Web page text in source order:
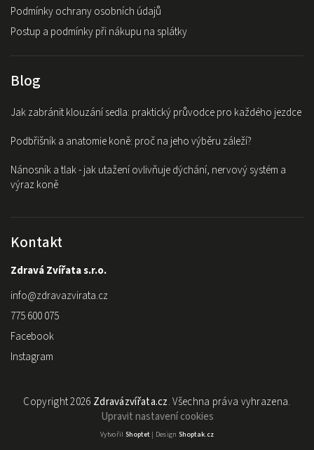
Podmínky ochrany osobních údajů
Postup a podmínky při nákupu na splátky
Blog
Jak zabránit klouzání sedla: praktický průvodce pro každého jezdce
Podbřišník a anatomie koně: proč na jeho výběru záleží?
Nánosník a tlak - jak utažení ovlivňuje dýchání, nervový systém a
výraz koně
Kontakt
Zdravá Zvířata s.r.o.
info@zdravazvirata.cz
775 600 075
Facebook
Instagram
Copyright 2026 Zdravázvířata.cz. Všechna práva vyhrazena.
Upravit nastavení cookies
Vytvořil Shoptet| Design Shoptak.cz